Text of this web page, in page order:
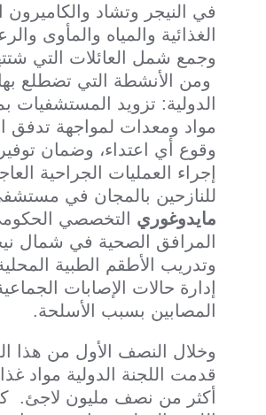
في النيجر وتشاد والكاميرون
الغذائية والمياه والمأوى
وجمع شمل العائلات التي
ومن الأنشطة التي تضطلع بها
الدولية: تزويد المستشفيات
مواد ومعدات لمواجهة تدفق
وقوع أي اعتداء، وضمان توفير
إجراء العمليات الجراحية
للنازحين بالمجان في
مايدوغوري التخصصي
المرافق الصحية في شمال
وتدريب الأطقم الطبية
إدارة حالات الإصابات
المصابين بسبب الأسلحة.
قدمت اللجنة الدولية مواد
أكثر من نصف مليون لاجئ.